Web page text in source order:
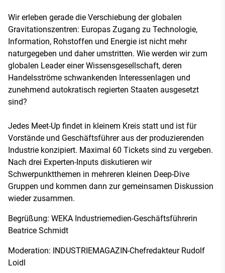
Wir erleben gerade die Verschiebung der globalen
Gravitationszentren: Europas Zugang zu Technologie,
Information, Rohstoffen und Energie ist nicht mehr
naturgegeben und daher umstritten. Wie werden wir zum
globalen Leader einer Wissensgesellschaft, deren
Handelsströme schwankenden Interessenlagen und
zunehmend autokratisch regierten Staaten ausgesetzt
sind?
Jedes Meet-Up findet in kleinem Kreis statt und ist für
Vorstände und Geschäftsführer aus der produzierenden
Industrie konzipiert. Maximal 60 Tickets sind zu vergeben.
Nach drei Experten-Inputs diskutieren wir
Schwerpunktthemen in mehreren kleinen Deep-Dive
Gruppen und kommen dann zur gemeinsamen Diskussion
wieder zusammen.
Begrüßung: WEKA Industriemedien-Geschäftsführerin
Beatrice Schmidt
Moderation: INDUSTRIEMAGAZIN-Chefredakteur Rudolf
Loidl